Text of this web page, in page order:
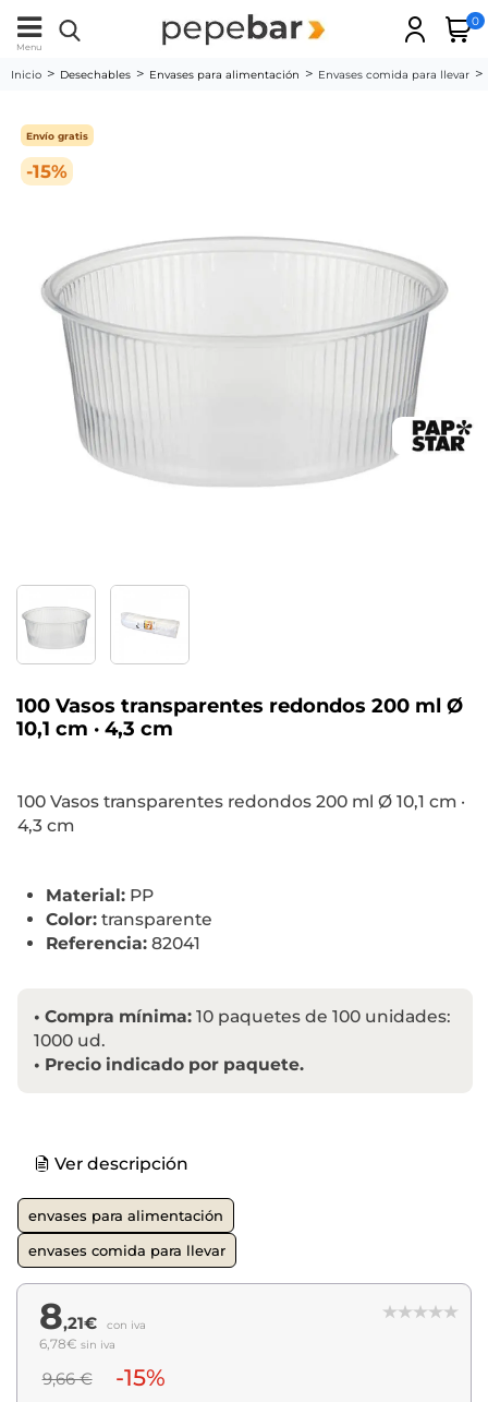
Menu
0
Inicio Desechables Envases para alimentación Envases comida para llevar
-15%
Envío gratis
100 Vasos transparentes redondos 200 ml Ø
10,1 cm · 4,3 cm
100 Vasos transparentes redondos 200 ml Ø 10,1 cm ·
4,3 cm
Material: PP
Color: transparente
Referencia: 82041
• Compra mínima: 10 paquetes de 100 unidades:
1000 ud.
• Precio indicado por paquete.
Ver descripción
envases para alimentación
envases comida para llevar
8,21€ con iva
6,78€ sin iva
9,66 € -15%